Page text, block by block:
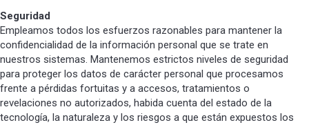
Seguridad
Empleamos todos los esfuerzos razonables para mantener la
confidencialidad de la información personal que se trate en
nuestros sistemas. Mantenemos estrictos niveles de seguridad
para proteger los datos de carácter personal que procesamos
frente a pérdidas fortuitas y a accesos, tratamientos o
revelaciones no autorizados, habida cuenta del estado de la
tecnología, la naturaleza y los riesgos a que están expuestos los